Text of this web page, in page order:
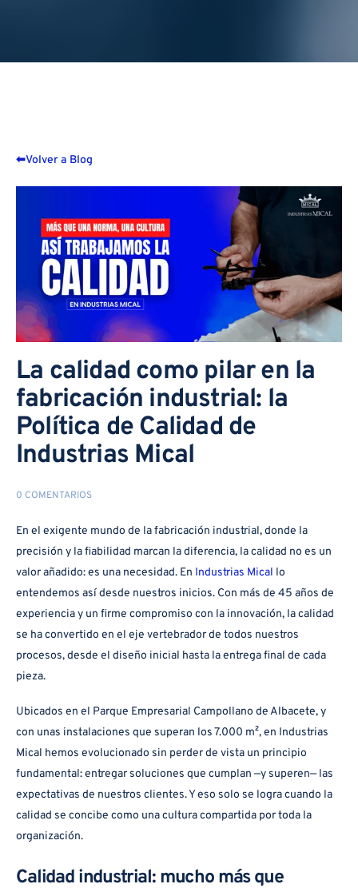
⬅Volver a Blog
La calidad como pilar en la
fabricación industrial: la
Política de Calidad de
Industrias Mical
0 COMENTARIOS
En el exigente mundo de la fabricación industrial, donde la
precisión y la fiabilidad marcan la diferencia, la calidad no es un
valor añadido: es una necesidad. En Industrias Mical lo
entendemos así desde nuestros inicios. Con más de 45 años de
experiencia y un firme compromiso con la innovación, la calidad
se ha convertido en el eje vertebrador de todos nuestros
procesos, desde el diseño inicial hasta la entrega final de cada
pieza.
Ubicados en el Parque Empresarial Campollano de Albacete, y
con unas instalaciones que superan los 7.000 m², en Industrias
Mical hemos evolucionado sin perder de vista un principio
fundamental: entregar soluciones que cumplan —y superen— las
expectativas de nuestros clientes. Y eso solo se logra cuando la
calidad se concibe como una cultura compartida por toda la
organización.
Calidad industrial: mucho más que